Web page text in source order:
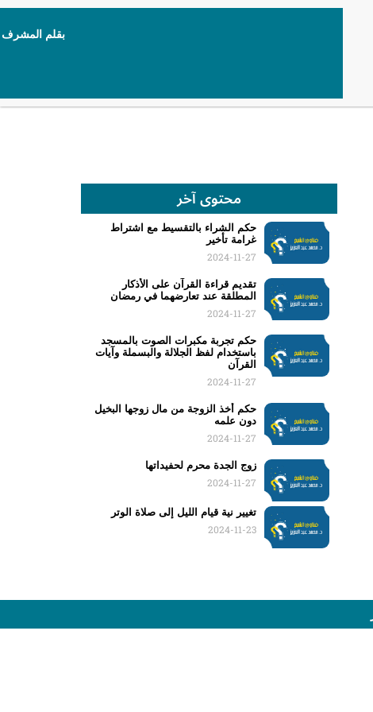
بقلم المشرف
محتوى آخر
حكم الشراء بالتقسيط مع اشتراط
غرامة تأخير
2024-11-27
تقديم قراءة القرآن على الأذكار
المطلقة عند تعارضهما في رمضان
2024-11-27
حكم تجربة مكبرات الصوت بالمسجد
باستخدام لفظ الجلالة والبسملة وآيات
القرآن
2024-11-27
حكم أخذ الزوجة من مال زوجها البخيل
دون علمه
2024-11-27
زوج الجدة محرم لحفيداتها
2024-11-27
تغيير نية قيام الليل إلى صلاة الوتر
2024-11-23